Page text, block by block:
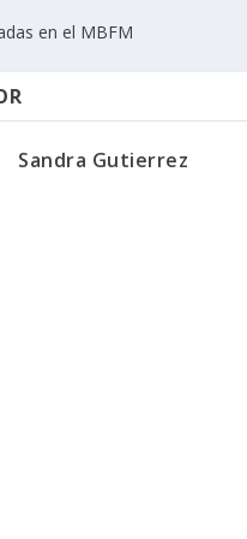
en el MBFM
Sandra Gutierrez